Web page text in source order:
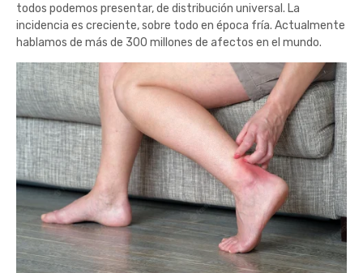
todos podemos presentar, de distribución universal. La
incidencia es creciente, sobre todo en época fría. Actualmente
hablamos de más de 300 millones de afectos en el mundo.